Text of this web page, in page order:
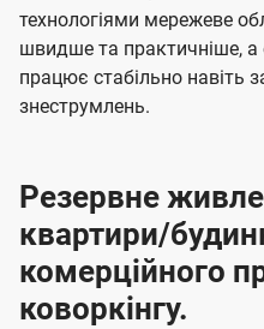
технологіями мережеве
швидше та практичніше, а
працює стабільно навіть
знеструмлень.
Резервне
квартири/
комерційного
коворкінгу.